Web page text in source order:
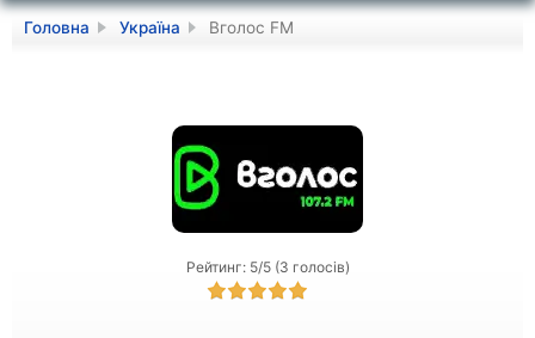
Головна Україна Вголос FM
Рейтинг: 5/5 (3 голосів)